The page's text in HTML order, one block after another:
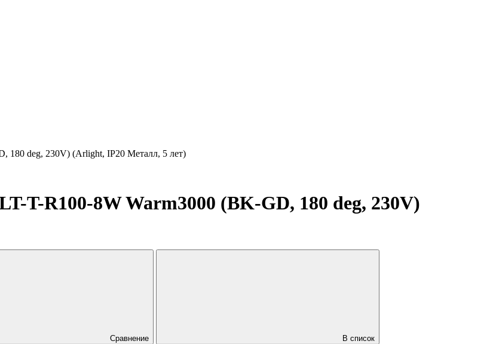
180 deg, 230V) (Arlight, IP20 Металл, 5 лет)
T-R100-8W Warm3000 (BK-GD, 180 deg, 230V)
Сравнение
В список